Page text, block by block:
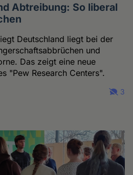
Abtreibung: So liberal
Deutschland liegt bei der
und
Das zeigt eine neue
"Pew Research Centers".
3